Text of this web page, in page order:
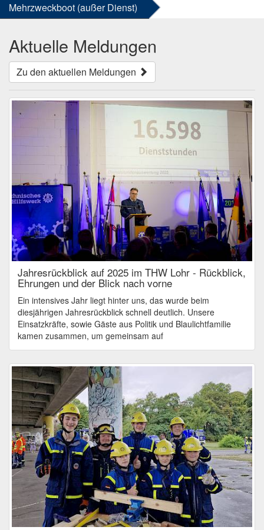
Mehrzweckboot (außer Dienst)
Aktuelle Meldungen
Zu den aktuellen Meldungen
Jahresrückblick auf 2025 im THW Lohr - Rückblick,
Ehrungen und der Blick nach vorne
Ein intensives Jahr liegt hinter uns, das wurde beim
diesjährigen Jahresrückblick schnell deutlich. Unsere
Einsatzkräfte, sowie Gäste aus Politik und Blaulichtfamilie
kamen zusammen, um gemeinsam auf